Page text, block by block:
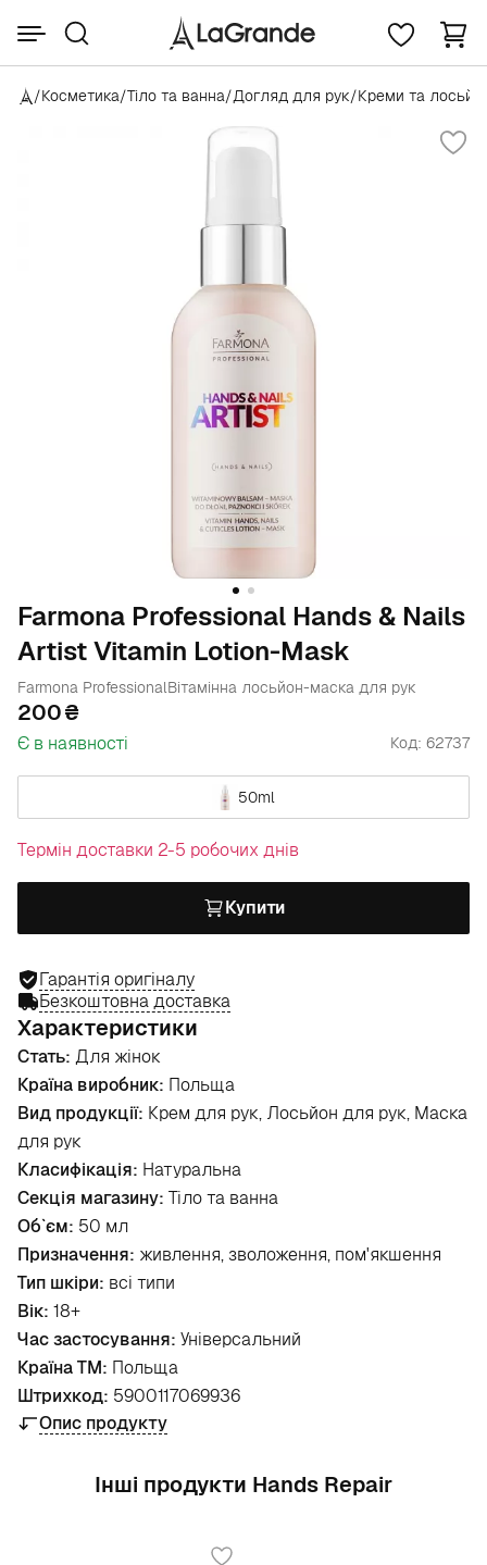
/Косметика/Тіло та ванна/Догляд для рук/Креми та
Farmona Professional Hands & Nails
Artist Vitamin Lotion-Mask
Farmona ProfessionalВітамінна лосьйон-маска для рук
200
Є в наявності Код: 62737
50ml
Термін доставки 2-5 робочих днів
Купити
Гарантія оригіналу
Безкоштовна доставка
Характеристики
Стать: Для жінок
Країна виробник: Польща
Вид продукції: Крем для рук, Лосьйон для рук, Маска
для рук
Класифікація: Натуральна
Секція магазину: Тіло та ванна
Об`єм: 50 мл
Призначення: живлення, зволоження, пом'якшення
Тип шкіри: всі типи
Вік: 18+
Час застосування: Універсальний
Країна ТМ: Польща
Штрихкод: 5900117069936
Опис продукту
Інші продукти Hands Repair